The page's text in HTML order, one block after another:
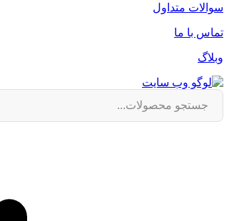
سوالات متداول
تماس با ما
وبلاگ